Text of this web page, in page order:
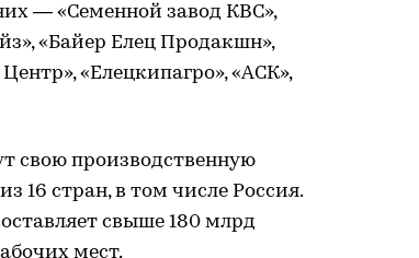
— «Семенной завод КВС»,
«Байер Елец Продакшн»,
«Елецкипагро», «АСК»,
свою производственную
16 стран, в том числе Россия.
свыше 180 млрд
мест.